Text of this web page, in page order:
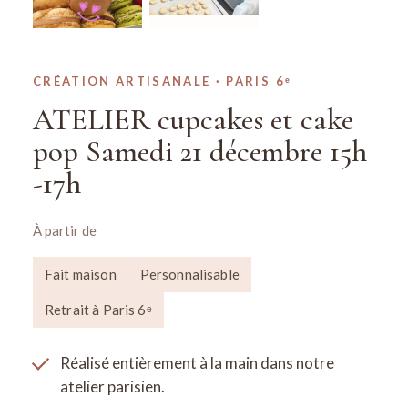
CRÉATION ARTISANALE · PARIS 6ᵉ
ATELIER cupcakes et cake
pop Samedi 21 décembre 15h
-17h
À partir de
Fait maison Personnalisable
Retrait à Paris 6ᵉ
Réalisé entièrement à la main dans notre
atelier parisien.